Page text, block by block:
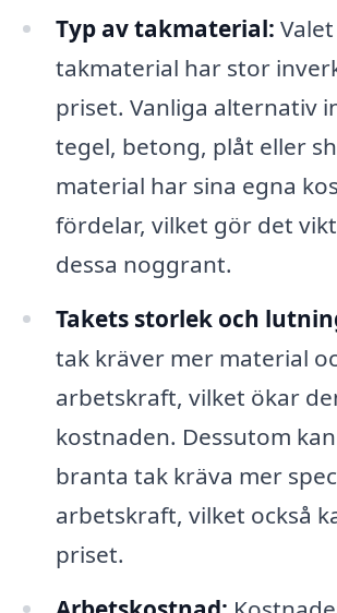
Typ av takmaterial:
takmaterial har stor
priset. Vanliga alternativ
tegel, betong, plåt eller
material har sina egna
fördelar, vilket gör det
dessa noggrant.
Takets storlek och
tak kräver mer material
arbetskraft, vilket ökar
kostnaden. Dessutom
branta tak kräva mer
arbetskraft, vilket också
priset.